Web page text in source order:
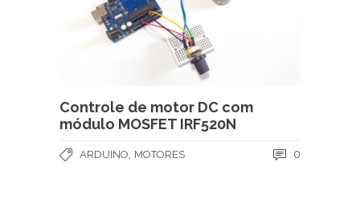
Controle de motor DC com
módulo MOSFET IRF520N
ARDUINO MOTORES 0